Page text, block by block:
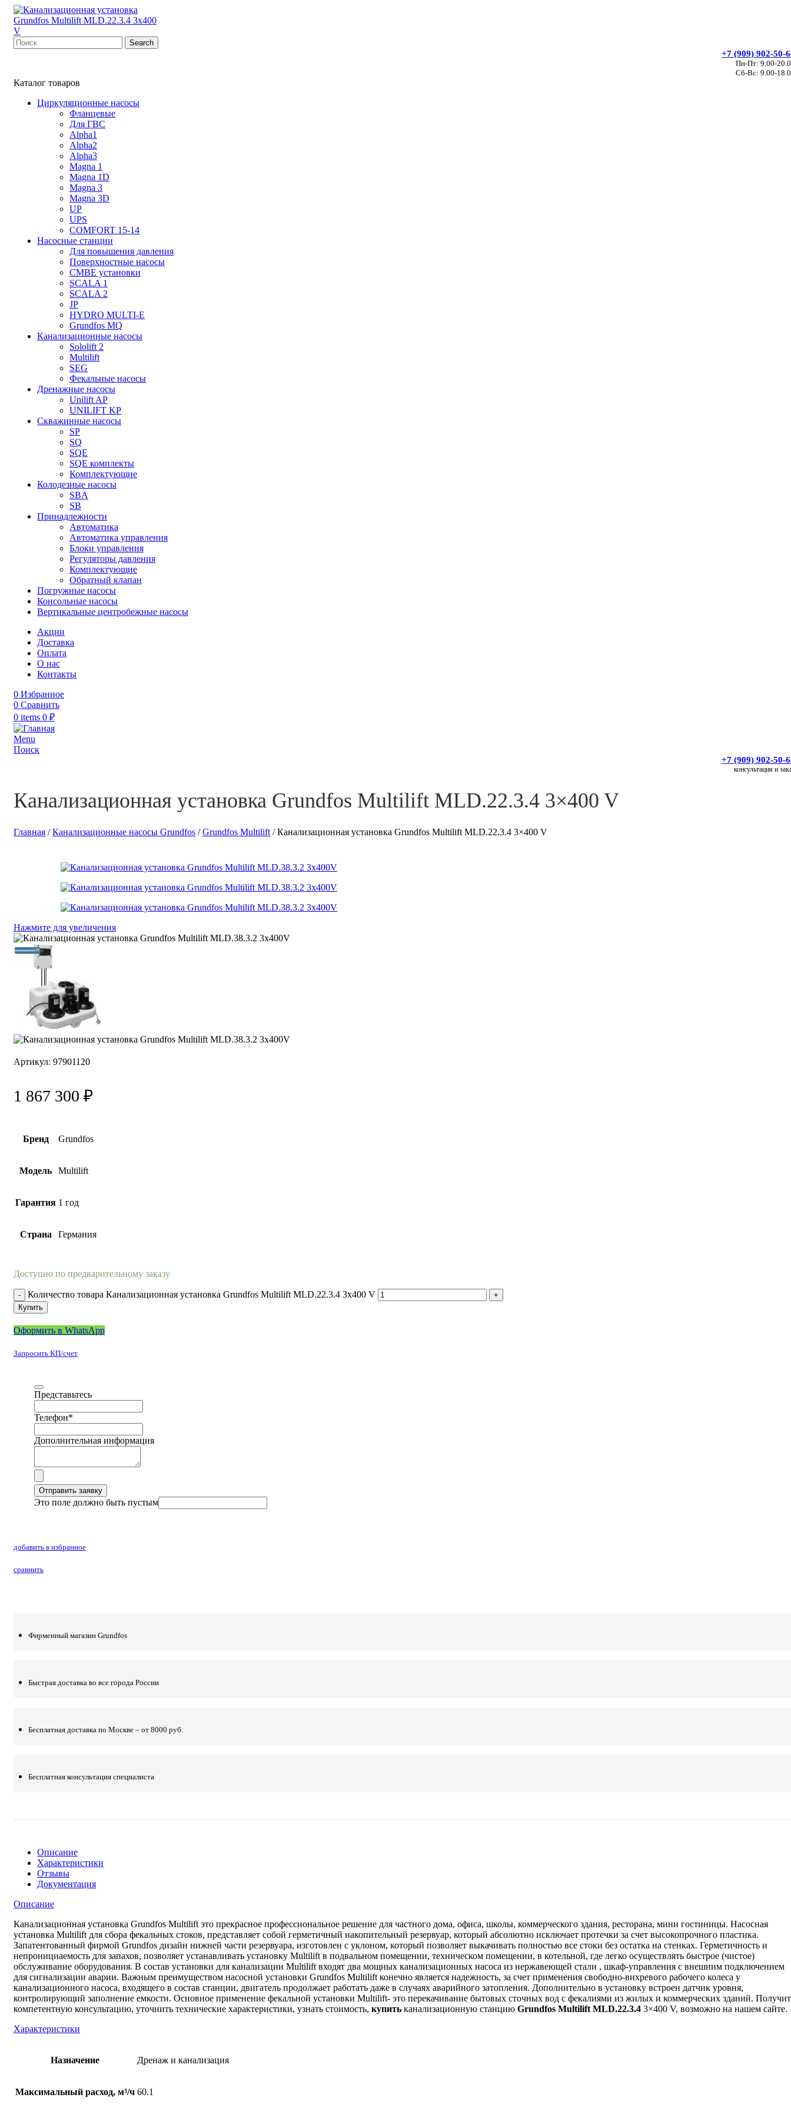
Search
+7 (909) 902-50-
Пн-Пт: 9.00-
Сб-Вс: 9.00-
Каталог товаров
Циркуляционные насосы
Фланцевые
Для ГВС
Alpha1
Alpha2
Alpha3
Magna 1
Magna 1D
Magna 3
Magna 3D
UP
UPS
COMFORT 15-14
Насосные станции
Для повышения давления
Поверхностные насосы
CMBE установки
SCALA 1
SCALA 2
JP
HYDRO MULTI-E
Grundfos MQ
Канализационные насосы
Sololift 2
Multilift
SEG
Фекальные насосы
Дренажные насосы
Unilift AP
UNILIFT KP
Скважинные насосы
SP
SQ
SQE
SQE комплекты
Комплектующие
Колодезные насосы
SBA
SB
Принадлежности
Автоматика
Автоматика управления
Блоки управления
Регуляторы давления
Комплектующие
Обратный клапан
Погружные насосы
Консольные насосы
Вертикальные центробежные насосы
Акции
Доставка
Оплата
О нас
Контакты
0 Избранное
0 Сравнить
0 items 0 ₽
Menu
Поиск
+7 (909) 902-50-
консультация и
Канализационная установка Grundfos Multilift MLD.22.3.4 3×400 V
Главная /Канализационные насосы Grundfos /Grundfos Multilift /Канализационная установка Grundfos Multilift MLD.22.3.4 3×400 V
Нажмите для увеличения
Артикул: 97901120
1 867 300 ₽
Бренд Grundfos
Модель Multilift
Гарантия 1 год
Страна Германия
Доступно по предварительному заказу
Количество товара Канализационная установка Grundfos Multilift MLD.22.3.4 3x400 V
Купить
Оформить в WhatsApp
Запросить КП/счет
Представьтесь
Телефон*
Дополнительная информация
Отправить заявку
Это поле должно быть пустым
добавить в избранное
сравнить
Фирменный магазин Grundfos
Быстрая доставка во все города России
Бесплатная доставка по Москве – от 8000 руб.
Бесплатная консультация специалиста
Описание
Характеристики
Отзывы
Документация
Описание
Канализационная установка Grundfos Multilift это прекрасное профессиональное решение для частного дома, офиса, школы, коммерческого здания, ресторана, мини гостиницы. Насосная
установка Multilift для сбора фекальных стоков, представляет собой герметичный накопительный резервуар, который абсолютно исключает протечки за счет высокопрочного пластика.
Запатентованный фирмой Grundfos дизайн нижней части резервуара, изготовлен с уклоном, который позволяет выкачивать полностью все стоки без остатка на стенках. Герметичность и
непронициаемость для запахов, позволяет устанавливать установку Multilift в подвальном помещении, техническом помещении, в котельной, где легко осуществлять быстрое (чистое)
обслуживание оборудования. В состав установки для канализации Multilift входят два мощных канализационных насоса из нержавеющей стали , шкаф-управления с внешним подключением
для сигнализации аварии. Важным преимуществом насосной установки Grundfos Multilift конечно является надежность, за счет применения свободно-вихревого рабочего колеса у
канализационного насоса, входящего в состав станции, двигатель продолжает работать даже в случаях аварийного затопления. Дополнительно в установку встроен датчик уровня,
контролирующий заполнение емкости. Основное применение фекальной установки Multilift- это перекачивание бытовых сточных вод с фекалиями из жилых и коммерческих зданий.
компетентную консультацию, уточнить технические характеристики, узнать стоимость, купить канализационную станцию Grundfos Multilift MLD.22.3.4 3×400 V, возможно на нашем сайте.
Характеристики
Назначение Дренаж и канализация
Максимальный расход, м³/ч 60.1